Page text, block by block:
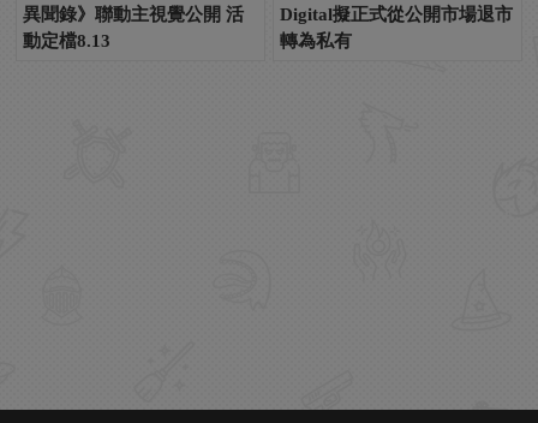
異聞錄》聯動主視覺公開 活
動定檔8.13
Digital擬正式從公開市場退市
轉為私有